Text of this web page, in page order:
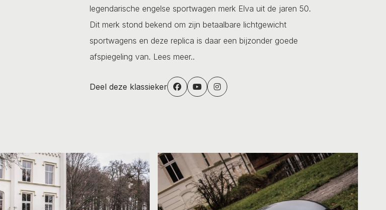
legendarische engelse sportwagen merk Elva uit de jaren 50.
Dit merk stond bekend om zijn betaalbare lichtgewicht
sportwagens en deze replica is daar een bijzonder goede
afspiegeling van. Lees meer..
Deel deze klassieker